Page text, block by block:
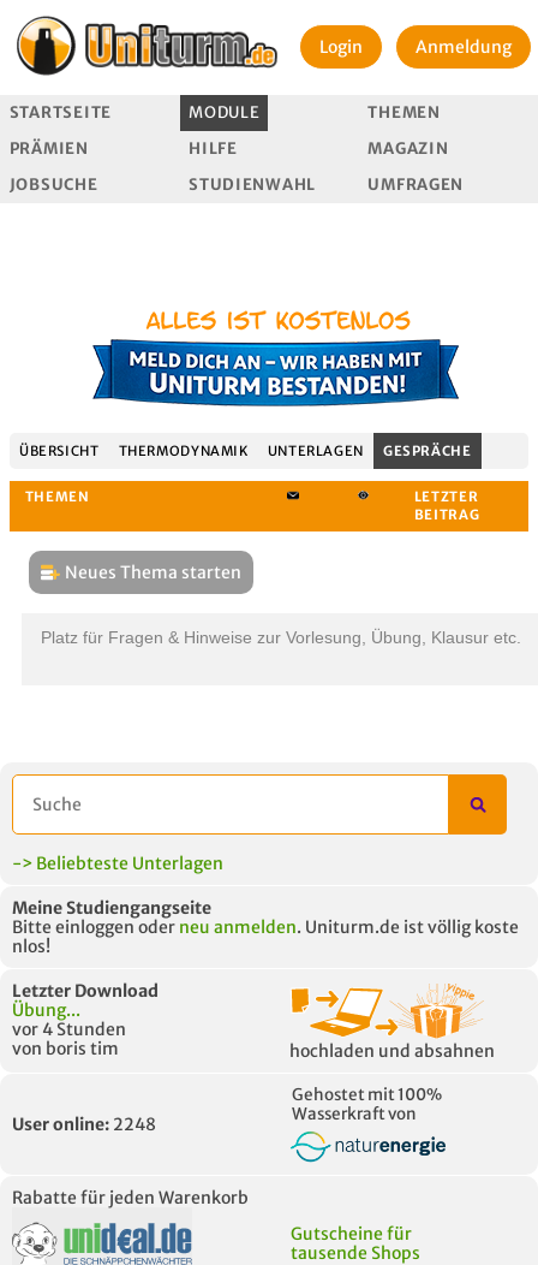
Login Anmeldung
STARTSEITE MODULE
THEMEN
PRÄMIEN
HILFE
MAGAZIN
JOBSUCHE
STUDIENWAHL UMFRAGEN
ÜBERSICHT THERMODYNAMIK UNTERLAGEN GESPRÄCHE
Neues Thema starten
Platz für Fragen & Hinweise zur Vorlesung, Übung, Klausur etc.
-> Beliebteste Unterlagen
Meine Studiengangseite
Bitte einloggen oder neu anmelden. Uniturm.de ist völlig koste
nlos!
Letzter Download
Übung...
vor 4 Stunden
von boris tim
hochladen und absahnen
User online: 2248
Gehostet mit 100%
Wasserkraft von
Rabatte für jeden Warenkorb
Gutscheine für
tausende Shops